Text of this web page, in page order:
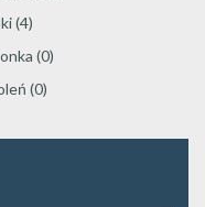
(4)
(0)
(0)